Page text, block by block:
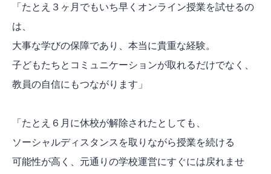
「たとえ３ヶ月でもいち早くオンライン授業を試せるの
は、
大事な学びの保障であり、本当に貴重な経験。
子どもたちとコミュニケーションが取れるだけでなく、
教員の自信にもつながります」
「たとえ６月に休校が解除されたとしても、
ソーシャルディスタンスを取りながら授業を続ける
可能性が高く、元通りの学校運営にすぐには戻れませ